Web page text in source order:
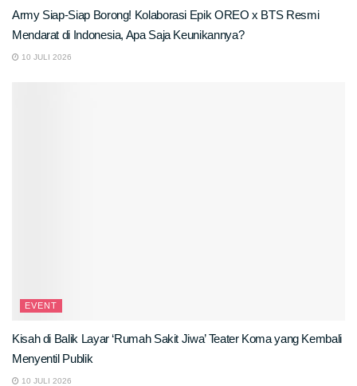
Army Siap-Siap Borong! Kolaborasi Epik OREO x BTS Resmi
Mendarat di Indonesia, Apa Saja Keunikannya?
10 JULI 2026
EVENT
Kisah di Balik Layar ‘Rumah Sakit Jiwa’ Teater Koma yang Kembali
Menyentil Publik
10 JULI 2026